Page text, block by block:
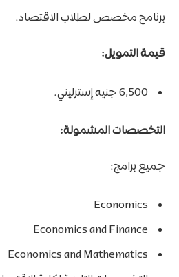
برنامج مخصص لطلاب الاقتصاد.
قيمة التمويل:
6,500 جنيه إسترليني.
التخصصات المشمولة:
جميع برامج:
Economics
Economics and Finance
Economics and Mathematics